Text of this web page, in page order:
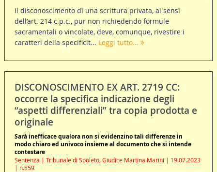
Il disconoscimento di una scrittura privata, ai sensi
dell’art. 214 c.p.c., pur non richiedendo formule
sacramentali o vincolate, deve, comunque, rivestire i
caratteri della specificit... Leggi tutto...
DISCONOSCIMENTO EX ART. 2719 CC:
occorre la specifica indicazione degli
“aspetti differenziali” tra copia prodotta e
originale
Sarà inefficace qualora non si evidenzino tali differenze in
modo chiaro ed univoco insieme al documento che si intende
contestare
Sentenza | Tribunale di Spoleto, Giudice Martina Marini | 19.07.2023
| n.559